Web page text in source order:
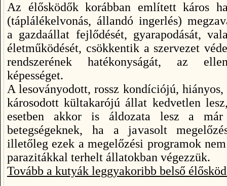
Az élősködők korábban említett káros
(táplálékelvonás, állandó ingerlés)
a gazdaállat fejlődését, gyarapodását,
életműködését, csökkentik a szervezet
rendszerének hatékonyságát, az
képességet.
A lesoványodott, rossz kondíciójú, hiányos,
károsodott kültakarójú állat kedvetlen
esetben akkor is áldozata lesz a
betegségeknek, ha a javasolt
illetőleg ezek a megelőzési programok
parazitákkal terhelt állatokban végezzük.
Tovább a kutyák leggyakoribb belső